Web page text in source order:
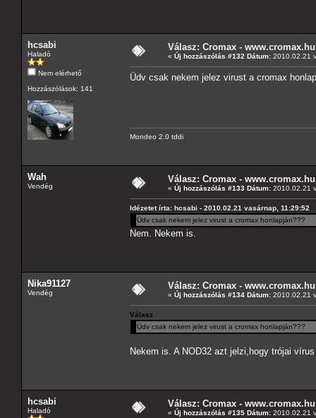
hcsabi
Haladó
Nem elérhető
Hozzászólások: 141
Válasz: Cromax - www.cromax.hu
« Új hozzászólás #132 Dátum: 2010.02.21
Üdv csak nekem jelez virust a cromax
Mondeo 2.0 tddi
Wah
Vendég
Válasz: Cromax - www.cromax.hu
« Új hozzászólás #133 Dátum: 2010.02.21
Idézetet írta: hcsabi - 2010.02.21 vasárnap, 11:29:52
Üdv csak nekem jelez virust a cromax honlapján???
Nem. Nekem is.
Nika91127
Vendég
Válasz: Cromax - www.cromax.hu
« Új hozzászólás #134 Dátum: 2010.02.21
Válasz
Üdv csak nekem jelez virust a cromax honlapján???
Nekem is. A NOD32 azt jelzi,hogy trójai
hcsabi
Haladó
Válasz: Cromax - www.cromax.hu
« Új hozzászólás #135 Dátum: 2010.02.21